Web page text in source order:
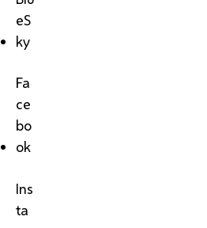
eS
ky
Fa
ce
bo
ok
Ins
ta